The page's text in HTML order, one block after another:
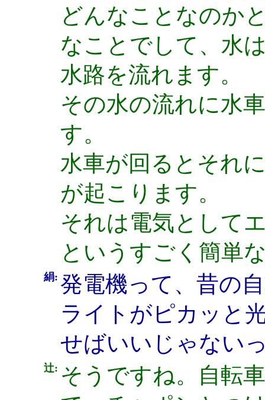
どんなことなのか
なことでして、水
水路を流れます。
その水の流れに水
す。
水車が回るとそれ
が起こります。
それは電気として
というすごく簡単
絹: 発電機って、昔の
ライトがピカッと
せばいいじゃない
辻: そうですね。自転